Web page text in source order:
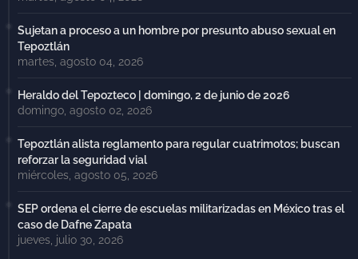
Sujetan a proceso a un hombre por presunto abuso sexual en
Tepoztlán
martes, agosto 04, 2026
Heraldo del Tepozteco | domingo, 2 de junio de 2026
domingo, agosto 02, 2026
Tepoztlán alista reglamento para regular cuatrimotos; buscan
reforzar la seguridad vial
miércoles, agosto 05, 2026
SEP ordena el cierre de escuelas militarizadas en México tras el
caso de Dafne Zapata
jueves, julio 30, 2026